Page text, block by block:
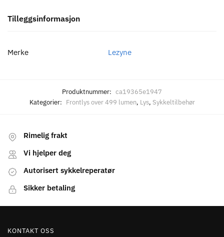
Tilleggsinformasjon
Merke Lezyne
Produktnummer: ca19365e1947
Kategorier: Frontlys over 499 lumen, Lys, Sykkeltilbehør
Rimelig frakt
Vi hjelper deg
Autorisert sykkelreperatør
Sikker betaling
KONTAKT OSS